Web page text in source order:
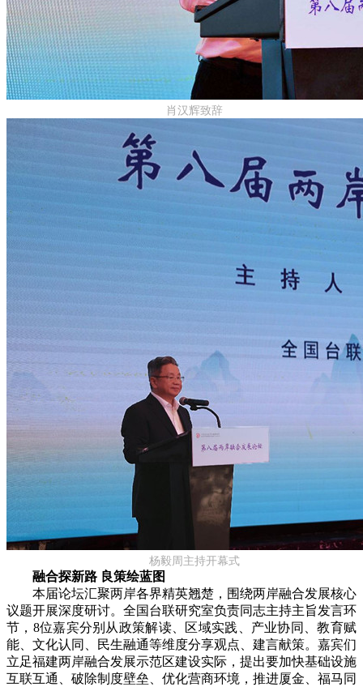
肖汉辉致辞
杨毅周主持开幕式
融合探新路 良策绘蓝图
本届论坛汇聚两岸各界精英翘楚，围绕两岸融合发展核心
议题开展深度研讨。全国台联研究室负责同志主持主旨发言环
节，8位嘉宾分别从政策解读、区域实践、产业协同、教育赋
能、文化认同、民生融通等维度分享观点、建言献策。嘉宾们
立足福建两岸融合发展示范区建设实际，提出要加快基础设施
互联互通、破除制度壁垒、优化营商环境，推进厦金、福马同